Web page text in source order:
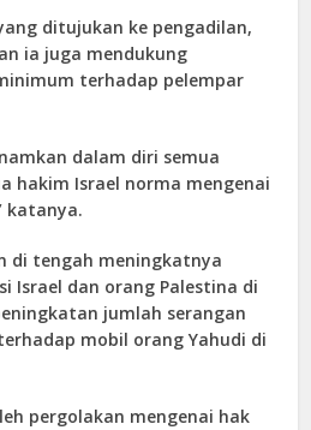
ditujukan ke pengadilan,
ia juga mendukung
terhadap pelempar
dalam diri semua
hakim Israel norma mengenai
katanya.
di tengah meningkatnya
Israel dan orang Palestina di
jumlah serangan
mobil orang Yahudi di
pergolakan mengenai hak